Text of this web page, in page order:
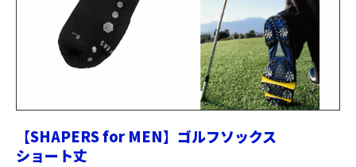
【SHAPERS for MEN】ゴルフソックス
ショート丈